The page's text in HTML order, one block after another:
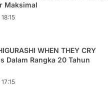
Maksimal
WHEN THEY CRY
Dalam Rangka 20 Tahun